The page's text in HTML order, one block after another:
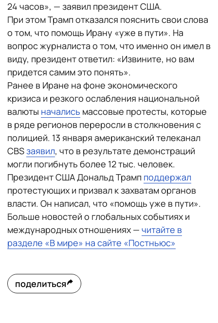
24 часов», — заявил президент США.
При этом Трамп отказался пояснить свои слова
о том, что помощь Ирану «уже в пути». На
вопрос журналиста о том, что именно он имел в
виду, президент ответил: «Извините, но вам
придется самим это понять».
Ранее в Иране на фоне экономического
кризиса и резкого ослабления национальной
валюты начались массовые протесты, которые
в ряде регионов переросли в столкновения с
полицией. 13 января американский телеканал
CBSзаявил, что в результате демонстраций
могли погибнуть более 12 тыс. человек.
Президент США Дональд Трамп поддержал
протестующих и призвал к захватам органов
власти. Он написал, что «помощь уже в пути».
Больше новостей о глобальных событиях и
международных отношениях — читайте в
разделе «В мире» на сайте «Постньюс»
поделиться